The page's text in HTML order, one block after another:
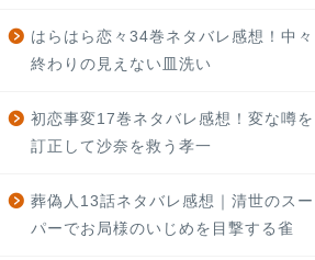
はらはら恋々34巻ネタバレ感想！中々
終わりの見えない皿洗い
初恋事変17巻ネタバレ感想！変な噂を
訂正して沙奈を救う孝一
葬偽人13話ネタバレ感想｜清世のスー
パーでお局様のいじめを目撃する雀